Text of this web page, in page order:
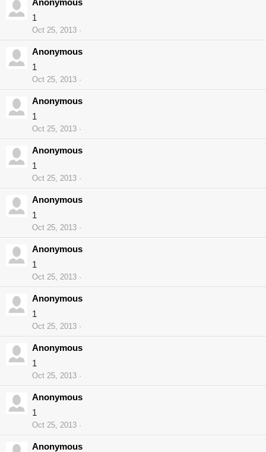
Anonymous
1
Oct 25, 2013
Anonymous
1
Oct 25, 2013
Anonymous
1
Oct 25, 2013
Anonymous
1
Oct 25, 2013
Anonymous
1
Oct 25, 2013
Anonymous
1
Oct 25, 2013
Anonymous
1
Oct 25, 2013
Anonymous
1
Oct 25, 2013
Anonymous
1
Oct 25, 2013
Anonymous